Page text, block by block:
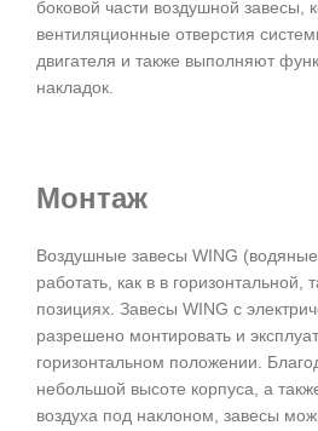
боковой части воздушной завесы,
вентиляционные отверстия
двигателя и также выполняют
накладок.
Монтаж
Воздушные завесы WING
работать, как в в горизонтальной,
позициях. Завесы WING c
разрешено монтировать и
горизонтальном положении.
небольшой высоте корпуса, а
воздуха под наклоном, завесы